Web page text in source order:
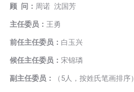
顾 问： 周诺 沈国芳
主任委员： 王勇
前任主任委员： 白玉兴
候任主任委员： 宋锦璘
副主任委员： （5人，按姓氏笔画排序）